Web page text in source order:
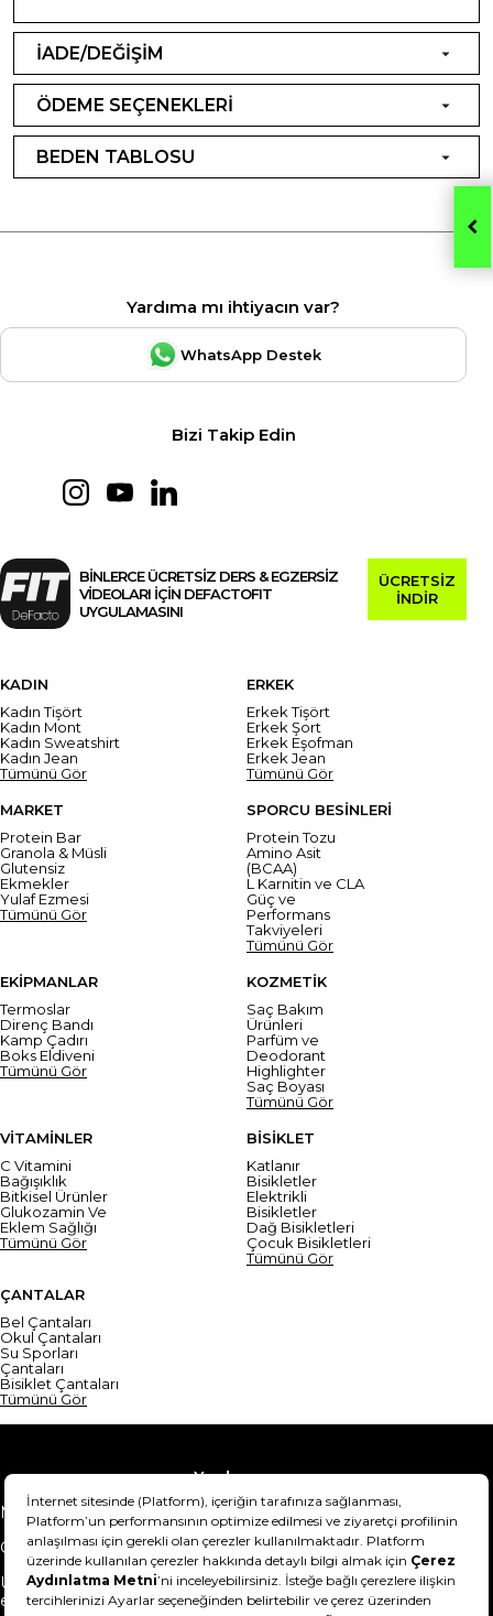
İADE/DEĞİŞİM
ÖDEME SEÇENEKLERİ
BEDEN TABLOSU
Yardıma mı ihtiyacın var?
WhatsApp Destek
Bizi Takip Edin
BİNLERCE ÜCRETSİZ DERS & EGZERSİZ
VİDEOLARI İÇİN DEFACTOFIT
UYGULAMASINI
ÜCRETSİZ
İNDİR
KADIN
Kadın Tişört
Kadın Mont
Kadın Sweatshirt
Kadın Jean
Tümünü Gör
ERKEK
Erkek Tişört
Erkek Şort
Erkek Eşofman
Erkek Jean
Tümünü Gör
MARKET
Protein Bar
Granola & Müsli
Glutensiz
Ekmekler
Yulaf Ezmesi
Tümünü Gör
SPORCU BESİNLERİ
Protein Tozu
Amino Asit
(BCAA)
L Karnitin ve CLA
Güç ve
Performans
Takviyeleri
Tümünü Gör
EKİPMANLAR
Termoslar
Direnç Bandı
Kamp Çadırı
Boks Eldiveni
Tümünü Gör
KOZMETİK
Saç Bakım
Ürünleri
Parfüm ve
Deodorant
Highlighter
Saç Boyası
Tümünü Gör
VİTAMİNLER
C Vitamini
Bağışıklık
Bitkisel Ürünler
Glukozamin Ve
Eklem Sağlığı
Tümünü Gör
BİSİKLET
Katlanır
Bisikletler
Elektrikli
Bisikletler
Dağ Bisikletleri
Çocuk Bisikletleri
Tümünü Gör
ÇANTALAR
Bel Çantaları
Okul Çantaları
Su Sporları
Çantaları
Bisiklet Çantaları
Tümünü Gör
Yardım
Mesafeli Satış Sözleşmesi
Teslimat Bilgisi
Gizlilik Sözleşmesi
Şartlar & Koşullar
Ürünümü nasıl iade
edebilirim?
Hakkımızda